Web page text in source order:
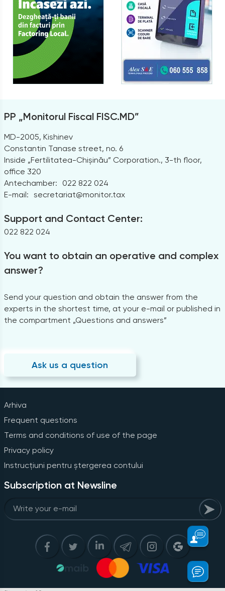
PP „Monitorul Fiscal FISC.MD”
MD-2005, Kishinev
Constantin Tanase street, no. 6
Inside „Fertilitatea-Chișinău” Corporation., 3-th floor,
office 320
Antechamber:
022 822 024
E-mail: secretariat@monitor.tax
Support and Contact Center:
022 822 024
You want to obtain an operative and complex
answer?
Send your question and obtain the answer from the
experts in the shortest time, at your e-mail or published in
the compartment „Questions and answers”
Ask us a question
Arhiva
Frequent questions
Terms and conditions of use of the page
Privacy policy
Instrucțiuni pentru ștergerea contului
Subscription at Newsline